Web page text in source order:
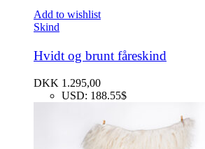
Add to wishlist
Skind
Hvidt og brunt fåreskind
DKK 1.295,00
USD: 188.55$